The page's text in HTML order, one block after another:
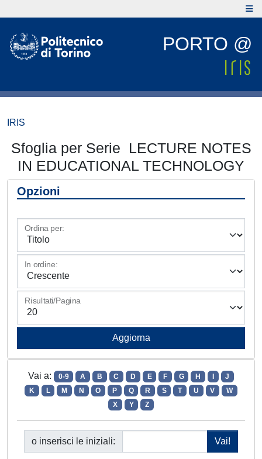
PORTO @
IRIS
Sfoglia per Serie LECTURE NOTES
IN EDUCATIONAL TECHNOLOGY
Opzioni
Ordina per:
In ordine:
Risultati/Pagina
Vai a: 0-9 A B C D E F G H
J
K
L M N O P Q R S T U V
W
X
Y Z
o inserisci le iniziali: